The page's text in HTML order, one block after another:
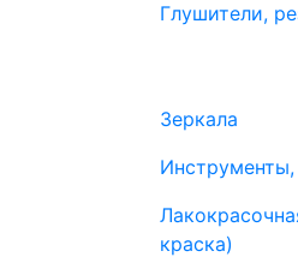
Глушители,
Зеркала
краска)